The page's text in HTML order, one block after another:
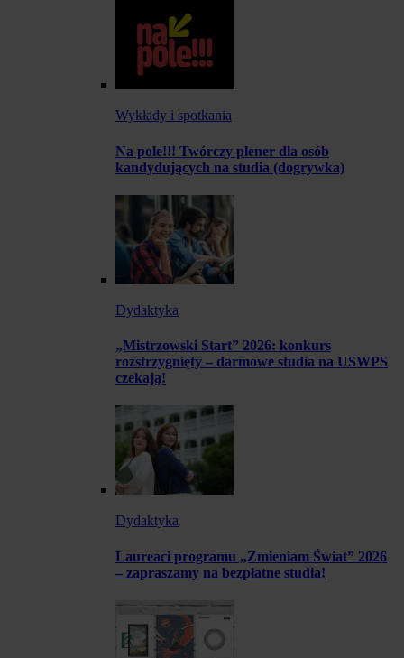
Wykłady i spotkania
Na pole!!! Twórczy plener dla osób
kandydujących na studia (dogrywka)
Dydaktyka
„Mistrzowski Start” 2026: konkurs
rozstrzygnięty – darmowe studia na USWPS
czekają!
Dydaktyka
Laureaci programu „Zmieniam Świat” 2026
– zapraszamy na bezpłatne studia!